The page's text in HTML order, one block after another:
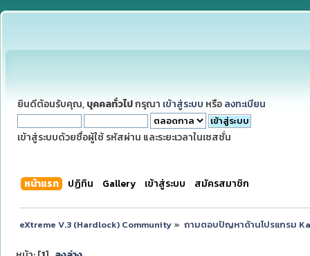
ยินดีต้อนรับคุณ, บุคคลทั่วไปกรุณา เข้าสู่ระบบ หรือ ลงทะเบียน
เข้าสู่ระบบด้วยชื่อผู้ใช้ รหัสผ่าน และระยะเวลาในเซสชั่น
หน้าแรก ปฏิทิน Gallery เข้าสู่ระบบ สมัครสมาชิก
eXtreme V.3 (Hardlock) Community» ถามตอบปัญหาด้านโปรแกรม